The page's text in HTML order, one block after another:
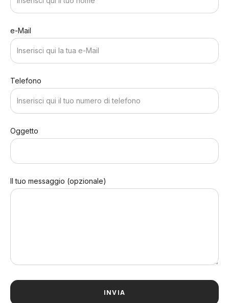
e-Mail
Telefono
Oggetto
Il tuo messaggio (opzionale)